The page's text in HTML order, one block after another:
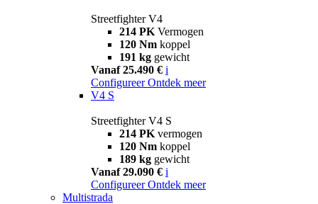
Streetfighter V4
214 PK Vermogen
120 Nm koppel
191 kg gewicht
Vanaf 25.490 € i
Configureer Ontdek meer
V4 S
Streetfighter V4 S
214 PK vermogen
120 Nm koppel
189 kg gewicht
Vanaf 29.090 € i
Configureer Ontdek meer
Multistrada